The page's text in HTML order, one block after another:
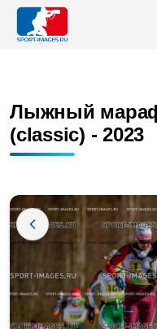
Лыжный
(classic) - 2023